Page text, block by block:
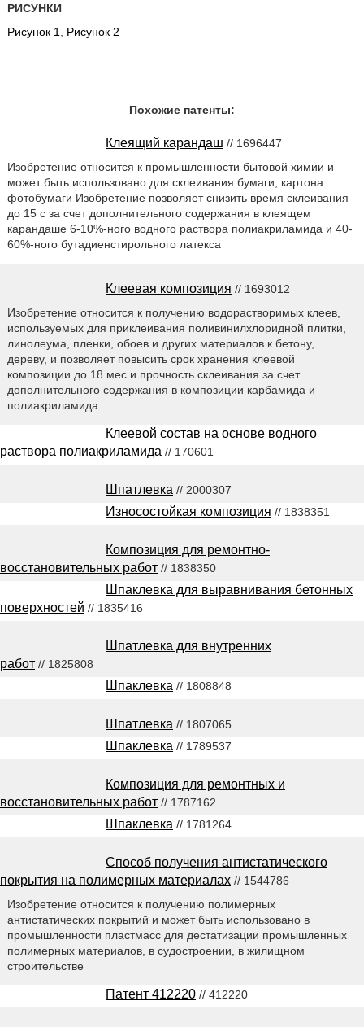
РИСУНКИ
Рисунок 1
Рисунок 2
Похожие патенты:
Клеящий карандаш // 1696447
Изобретение относится к промышленности бытовой химии и
может быть использовано для склеивания бумаги, картона
фотобумаги Изобретение позволяет снизить время склеивания
до 15 с за счет дополнительного содержания в клеящем
карандаше 6-10%-ного водного раствора полиакриламида и 40-
60%-ного бутадиенстирольного латекса
Клеевая композиция // 1693012
Изобретение относится к получению водорастворимых клеев,
используемых для приклеивания поливинилхлоридной плитки,
линолеума, пленки, обоев и других материалов к бетону,
дереву, и позволяет повысить срок хранения клеевой
композиции до 18 мес и прочность склеивания за счет
дополнительного содержания в композиции карбамида и
полиакриламида
Клеевой состав на основе водного
раствора полиакриламида // 170601
Шпатлевка // 2000307
Износостойкая композиция // 1838351
Композиция для ремонтно-
восстановительных работ // 1838350
Шпаклевка для выравнивания бетонных
поверхностей // 1835416
Шпатлевка для внутренних
работ // 1825808
Шпаклевка // 1808848
Шпатлевка // 1807065
Шпаклевка // 1789537
Композиция для ремонтных и
восстановительных работ // 1787162
Шпаклевка // 1781264
Способ получения антистатического
покрытия на полимерных материалах // 1544786
Изобретение относится к получению полимерных
антистатических покрытий и может быть использовано в
промышленности пластмасс для дестатизации промышленных
полимерных материалов, в судостроении, в жилищном
строительстве
Патент 412220 // 412220